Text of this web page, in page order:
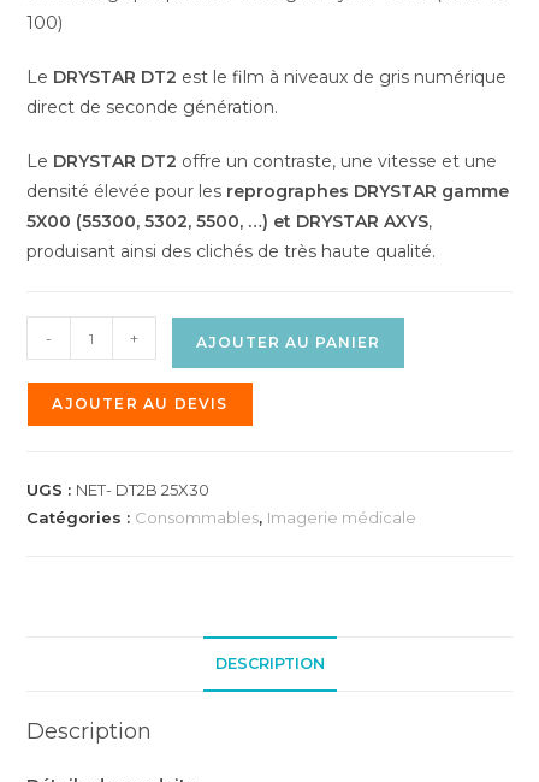
100)
Le DRYSTAR DT2 est le film à niveaux de gris numérique
direct de seconde génération.
Le DRYSTAR DT2 offre un contraste, une vitesse et une
densité élevée pour les reprographes DRYSTAR gamme
5X00 (55300, 5302, 5500, …) et DRYSTAR AXYS,
produisant ainsi des clichés de très haute qualité.
- + AJOUTER AU PANIER
AJOUTER AU DEVIS
UGS : NET- DT2B 25X30
Catégories : Consommables, Imagerie médicale
DESCRIPTION
Description